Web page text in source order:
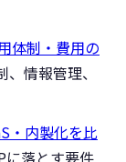
体制・費用の
情報管理、
・内製化を比